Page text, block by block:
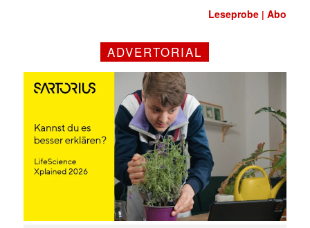
Leseprobe |Abo
ADVERTORIAL